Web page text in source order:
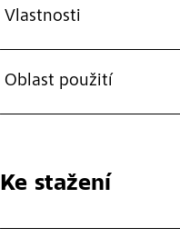
Vlastnosti
Oblast použití
Ke stažení